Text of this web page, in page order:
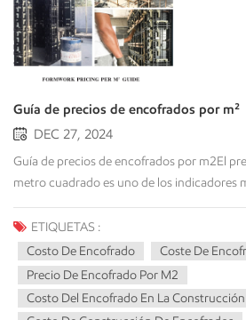
Guía de precios de encofrados por m²
DEC 27, 2024
Guía de precios de encofrados por m2El precio del encofrado por metro cuadrado es uno de los indicadores más importantes en la planificación de la construcción. Cada nuevo encofrado tiene características distintivas relacionadas con el costo y el rendimiento, lo que permitirá que el proyecto cuente con una serie de consideraciones únicas.Este blog proporcionará el rango de precios en dólares por m² para todo tipo de encofrados. El costo de los materiales, la mano de obra, el transporte y el almacenamiento serán factores clave para determinar el tipo de encofrado más adecuado para cada proyecto. Asimismo, se ofrecerá una guía para la construcción y otros consejos prácticos, con datos de costos precisos y asesoramiento profesional que impulsarán el éxito de su proyecto. Los principales factores que afectan al coste del encofrado El precio del encofrado no solo refleja el costo de compra. El costo de los materiales, la mano de obra, el transporte, el almacenamiento y el índice de reutilización influyen en el costo final. Por lo tanto, cada uno de estos factores permite evaluar con mayor precisión el costo total de los diferentes tipos de encofrado y elegir el más adecuado según los requisitos del proyecto. Encofrado de madera Análisis de costosDebido a su versatilidad y bajo costo inicial, los encofrados de madera se utilizan predominantemente en proyectos pequeños y de corta duración. En total, cuestan miles de millones de rupias, o aproximadamente entre 50 y 100 dólares por metro cuadrado. Este aspecto del costo de los encofrados de madera se explica en detalle a continuación:1. Costo del materialEl coste del material para encofrados de madera suele ser de entre 35 y 80 dólares por metro cuadrado.2. Costos laboralesEl encofrado de madera es fácil de procesar e instalar, y los costes de instalación y desmontaje suelen ser de entre 10 y 15 dólares por metro cuadrado.3. Gastos de envíoEl encofrado de madera es ligero, fácil de transportar y económico. El costo de transporte es de aproximadamente $3-$5/m². En comparación con el encofrado de acero y aluminio, el encofrado de madera ofrece mayores ventajas en cuanto a transporte económico.4. Costes de almacenamientoLos encofrados de madera requieren condiciones de almacenamiento específicas, especialmente en ambientes húmedos, y necesitan protección adicional contra la humedad. Esto incrementa los costos de almacenamiento en aproximadamente 2-3 USD/m². El almacenamiento prolongado puede provocar deformaciones o daños en la madera, por lo que se recomienda su uso a corto plazo.6. Tasa de reutilizaciónLos encofrados de madera suelen poder reutilizarse entre 4 y 6 veces, lo que los hace ideales para proyectos pequeños, puntuales o de bajo presupuesto. Sin embargo, en proyectos de alta frecuencia, su baja tasa de reutilización puede generar mayores costos a largo plazo.7. Escenarios aplicablesPequeños proyectos de construcción, como viviendas y edificios de poca altura.Estructuras desechables como cimientos o elementos de hormigón no vistos. Encofrado de acero Análisis de costosEl encofrado de acero es una opción común para proyectos grandes y de alta resistencia debido a su gran resistencia, durabilidad y posibilidad de reutilización. Los costos totales oscilan entre $60 y $120 por metro cuadrado. Este es un análisis detallado del costo del encofrado de acero:1. Costo del materialEl encofrado de acero es más caro debido a su robustez y superficie lisa, generalmente entre 40 y 84 dólares por metro cuadrado.2. Costos laboralesEl encofrado de acero es pesado y complejo de instalar, y generalmente requiere técnicos profesionales para su instalación y desmontaje, con un coste de entre 10 y 20 dólares por metro cuadrado.3. Gastos de envíoEl peso del encofrado de acero es un factor importante que influye en el costo de envío, que suele ser de entre 6 y 10 dólares por metro cuadrado. El envío de grandes cantidades o a largas distancias puede incrementar aún más el costo. En comparación con los encofrados de madera y plástico, el transporte de encofrados de acero resulta menos económico.4. Costes de almacenamientoPara prolongar su vida útil, los encofrados de acero deben almacenarse en un ambiente protegido de la humedad y la corrosión. El costo de almacenamiento oscila entre $4 y $6 por metro cuadrado. Si bien son duraderos, los encofrados de acero son propensos a la corrosión si se almacenan en malas condiciones, lo que afecta su rendimiento.6. Tasa de reutilizaciónLos encofrados de acero suelen poder reutilizarse más de 50 veces, lo que reduce significativamente el coste medio de uso y aumenta su rentabilidad en proyectos a largo plazo.7. Escenarios aplicablesEl hormigón de alta resistencia se utiliza en estructuras como puentes, túneles y edificios altos. Los grandes proyectos a largo plazo también presentan ventajas económicas debido a su alta tasa de reciclaje. Análisis de costos de encofrados de aluminioEn la actualidad, el encofrado de aluminio destaca entre los sistemas de construcción modernos. Gracias a su ligereza, alta tasa de reutilización y gran eficiencia constructiva, su coste total oscila entre 80 y 150 $/m². A continuación, se presenta un análisis más detallado de los costes del encofrado de aluminio:1. Costo del materialEl coste del material para encofrados de aluminio es relativamente alto, generalmente entre 60 y 120 dólares por metro cuadrado.2. Costos laboralesEl encofrado de aluminio es ligero y solo requiere un pequeño número de personas para completar el proceso de construcción. El costo de la mano de obra suele ser de $8 a $12 por metro cuadrado.3. Gastos de envíoEl peso de los encofrados de aluminio es aproximadamente un tercio del de los encofrados de acero, por lo que el costo de transporte es menor, generalmente entre 4 y 6 dólares por metro cuadrado. Su ligereza y alta durabilidad ofrecen importantes ventajas económicas en el transporte a larga distancia.4. Costes de almacenamientoLos encofrados de aluminio poseen una altísima resistencia a la corrosión y a la oxidación, y su coste de almacenamiento es muy bajo, de tan solo 2 a 4 dólares por metro cuadrado. Incluso en ambientes húmedos, su rendimiento no disminuye significativamente, lo que reduce los costes de gestión del almacenamiento.6. Tasa de reutilizaciónLos encofrados de aluminio suelen poder reutilizarse más de 200 veces, lo que puede reducir significativamente el coste medio de los proyectos a largo plazo y es la primera opción para los proyectos que buscan una buena relación coste-
ETIQUETAS :
Costo De Encofrado
Coste De
Precio De Encofrado Por M2
Costo Del Encofrado En La Construcción